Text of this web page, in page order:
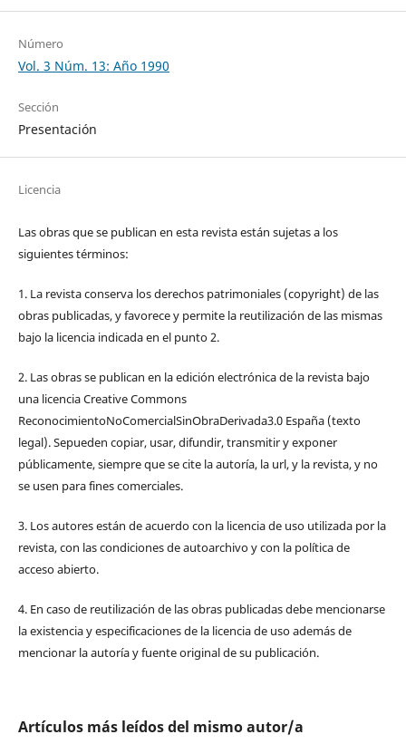
Número
Vol. 3 Núm. 13: Año 1990
Sección
Presentación
Licencia
Las obras que se publican en esta revista están sujetas a los
siguientes términos:
1. La revista conserva los derechos patrimoniales (copyright) de las
obras publicadas, y favorece y permite la reutilización de las mismas
bajo la licencia indicada en el punto 2.
2. Las obras se publican en la edición electrónica de la revista bajo
una licencia Creative Commons
ReconocimientoNoComercialSinObraDerivada3.0 España (texto
legal). Sepueden copiar, usar, difundir, transmitir y exponer
públicamente, siempre que se cite la autoría, la url, y la revista, y no
se usen para fines comerciales.
3. Los autores están de acuerdo con la licencia de uso utilizada por la
revista, con las condiciones de autoarchivo y con la política de
acceso abierto.
4. En caso de reutilización de las obras publicadas debe mencionarse
la existencia y especificaciones de la licencia de uso además de
mencionar la autoría y fuente original de su publicación.
Artículos más leídos del mismo autor/a